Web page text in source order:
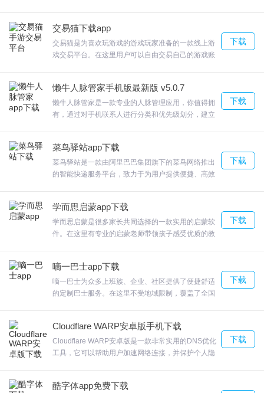
和社交功能。索服务，搭配无广告的纯净环境，打造了魅力的看视
频享受。
交易猫下载app
交易猫是为喜欢玩游戏的游戏玩家准备的一款线上游
戏交易平台。在这里用户可以自由交易自己的游戏账
易。用户在这里可以通过专业的评估价值员进行估
价，再进行公开透明的交易渠道进行交易，平台保障
交易双方的交易安全，为用户带来良好的使用体验
下载
懒牛人脉管家手机版最新版 v5.0.7
懒牛人脉管家是一款专业的人脉管理应用，你值得拥
有，通过对手机联系人进行分类和优先级划分，建立
下载体验。
下载
菜鸟驿站app下载
菜鸟驿站是一款由阿里巴巴集团旗下的菜鸟网络推出
的智能快递服务平台，致力于为用户提供便捷、高效
供多种取件方式，包括自助柜、代收点等，满足不同
用户的需求，通过与多家知名物流公司合作，确保了
快递服务的可靠性和速度，无论是网购还是商务寄
下载
学而思启蒙app下载
学而思启蒙是很多家长共同选择的一款实用的启蒙软
件。在这里有专业的启蒙老师带领孩子感受优质的教
受到良好的亲子家庭氛围，增进亲子关系。有需要的
用户赶紧下载学而思启蒙app吧。
下载
嘀一巴士app下载
嘀一巴士为众多上班族、企业、社区提供了便捷舒适
的定制巴士服务。在这里不受地域限制，覆盖了全国
据智能分析用户的路线并进行匹配，集约化的出行方
式更加绿色环保。如果你也有这方面的需要就赶紧下
载嘀一巴士app吧。
下载
Cloudflare WARP安卓版手机下载
Cloudflare WARP安卓版是一款非常实用的DNS优化
工具，它可以帮助用户加速网络连接，并保护个人隐
量，有需要的就快来下载体验吧！
下载
酷字体app免费下载